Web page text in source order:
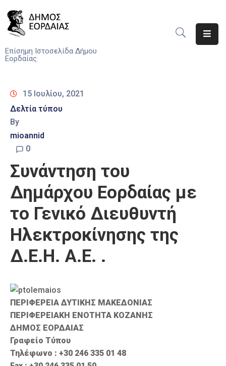
Επίσημη Ιστοσελίδα Δήμου
Εορδαίας
Υπηρεσίες
Του
Δήμου
Προσκλήσεις
Αποφάσεις
Τηλέφωνα
Καιρός
15 Ιουλίου, 2021
Δελτία τύπου
By
mioannid
0
Συνάντηση του
Δημάρχου Εορδαίας με
το Γενικό Διευθυντή
Ηλεκτροκίνησης της
Δ.Ε.Η. Α.Ε. .
ΠΕΡΙΦΕΡΕΙΑ ΔΥΤΙΚΗΣ ΜΑΚΕΔΟΝΙΑΣ
ΠΕΡΙΦΕΡΕΙΑΚΗ ΕΝΟΤΗΤΑ ΚΟΖΑΝΗΣ
ΔΗΜΟΣ ΕΟΡΔΑΙΑΣ
Γραφείο Τύπου
Τηλέφωνο : +30 246 335 01 48